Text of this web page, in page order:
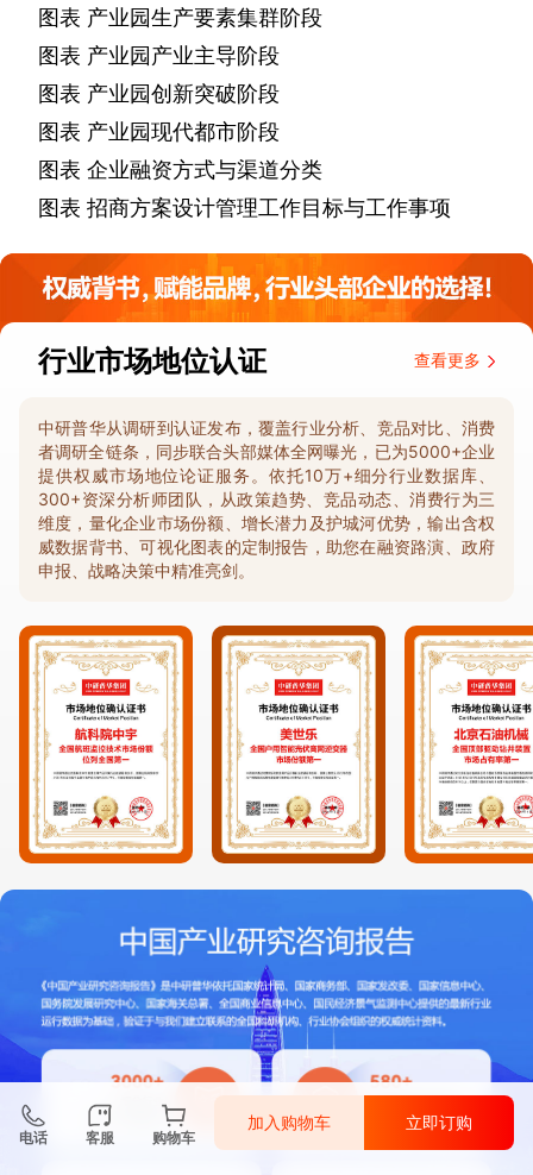
图表 产业园生产要素集群阶段
图表 产业园产业主导阶段
图表 产业园创新突破阶段
图表 产业园现代都市阶段
图表 企业融资方式与渠道分类
图表 招商方案设计管理工作目标与工作事项
行业市场地位认证 查看更多
中研普华从调研到认证发布，覆盖行业分析、竞品对比、消费
者调研全链条，同步联合头部媒体全网曝光，已为5000+企业
提供权威市场地位论证服务。依托10万+细分行业数据库、
300+资深分析师团队，从政策趋势、竞品动态、消费行为三
维度，量化企业市场份额、增长潜力及护城河优势，输出含权
威数据背书、可视化图表的定制报告，助您在融资路演、政府
申报、战略决策中精准亮剑。
电话 客服 购物车
加入购物车 立即订购